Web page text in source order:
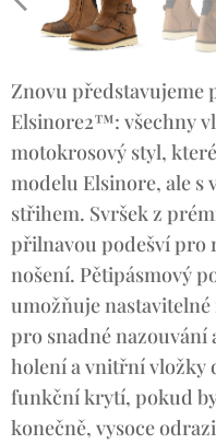
Znovu představujeme
Elsinore2™: všechny
motokrosový styl,
modelu Elsinore, ale s
střihem. Svršek z
přilnavou podešví pro
nošení. Pětipásmový
umožňuje
pro snadné nazouvání
holení a vnitřní vložky
funkční krytí, pokud
konečně, vysoce